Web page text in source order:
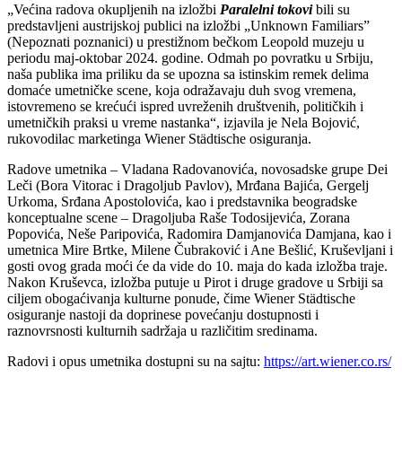
„Većina radova okupljenih na izložbi Paralelni tokovibili su
predstavljeni austrijskoj publici na izložbi „Unknown Familiars”
(Nepoznati poznanici) u prestižnom bečkom Leopold muzeju u
periodu maj-oktobar 2024. godine. Odmah po povratku u Srbiju,
naša publika ima priliku da se upozna sa istinskim remek delima
domaće umetničke scene, koja odražavaju duh svog vremena,
istovremeno se krećući ispred uvreženih društvenih, političkih i
umetničkih praksi u vreme nastanka“, izjavila je Nela Bojović,
rukovodilac marketinga Wiener Städtische osiguranja.
Radove umetnika – Vladana Radovanovića, novosadske grupe Dei
Leči (Bora Vitorac i Dragoljub Pavlov), Mrđana Bajića, Gergelj
Urkoma, Srđana Apostolovića, kao i predstavnika beogradske
konceptualne scene – Dragoljuba Raše Todosijevića, Zorana
Popovića, Neše Paripovića, Radomira Damjanovića Damjana, kao i
umetnica Mire Brtke, Milene Čubraković i Ane Bešlić, Kruševljani i
gosti ovog grada moći će da vide do 10. maja do kada izložba traje.
Nakon Kruševca, izložba putuje u Pirot i druge gradove u Srbiji sa
ciljem obogaćivanja kulturne ponude, čime Wiener Städtische
osiguranje nastoji da doprinese povećanju dostupnosti i
raznovrsnosti kulturnih sadržaja u različitim sredinama.
Radovi i opus umetnika dostupni su na sajtu: https://art.wiener.co.rs/